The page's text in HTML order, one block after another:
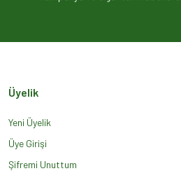
Ürün açıklamasında eksik bilgiler
Üyelik
Yeni Üyelik
Üye Girişi
Şifremi Unuttum